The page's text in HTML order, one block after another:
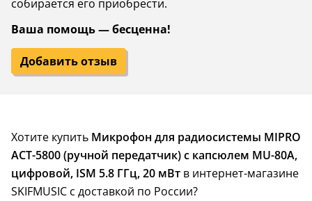
собирается его приобрести.
Ваша помощь — бесценна!
Добавить отзыв
Хотите купить Микрофон для радиосистемы MIPRO
ACT-5800 (ручной передатчик) с капсюлем MU-80A,
цифровой, ISM 5.8 ГГц, 20 мВт в интернет-магазине
SKIFMUSIC с доставкой по России?